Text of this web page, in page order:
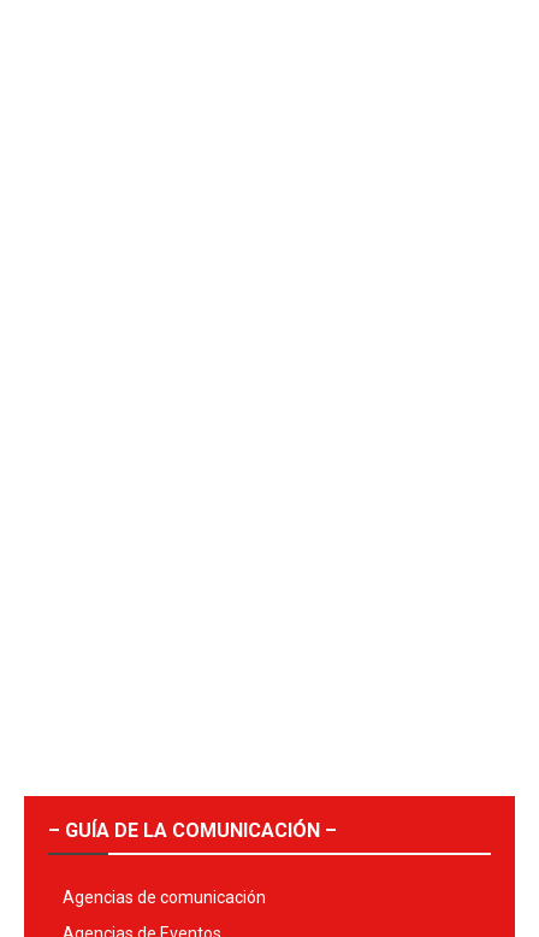
– GUÍA DE LA COMUNICACIÓN –
Agencias de comunicación